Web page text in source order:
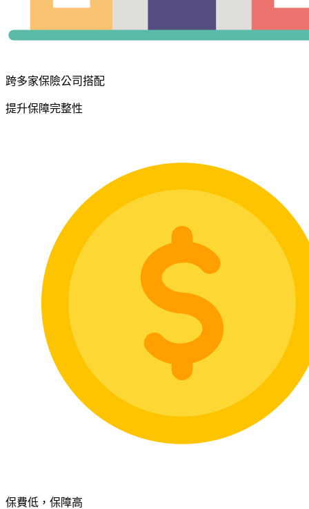
跨多家保險公司搭配
提升保障完整性
保費低，保障高